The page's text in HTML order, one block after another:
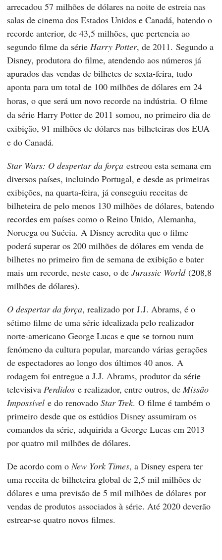
arrecadou 57 milhões de dólares na noite de estreia nas
salas de cinema dos Estados Unidos e Canadá, batendo o
recorde anterior, de 43,5 milhões, que pertencia ao
segundo filme da sérieHarry Potter, de 2011. Segundo a
Disney, produtora do filme, atendendo aos números já
apurados das vendas de bilhetes de sexta-feira, tudo
aponta para um total de 100 milhões de dólares em 24
horas, o que será um novo recorde na indústria.O filme
da série Harry Potter de 2011 somou, no primeiro dia de
exibição, 91 milhões de dólares nas bilheteiras dos EUA
e do Canadá.
Star Wars: O despertar da força estreou esta semana em
diversos países, incluindo Portugal, e desde as primeiras
exibições, na quarta-feira, já conseguiu receitas de
bilheteira de pelo menos 130 milhões de dólares, batendo
recordes em países como o Reino Unido, Alemanha,
Noruega ou Suécia. A Disney acredita que o filme
poderá superar os 200 milhões de dólares em venda de
bilhetes no primeiro fim de semana de exibição e bater
mais um recorde, neste caso, o deJurassic World(208,8
milhões de dólares).
O despertar da força, realizado por J.J. Abrams, é o
sétimo filme de uma série idealizada pelo realizador
norte-americano George Lucas e que se tornou num
fenómeno da cultura popular, marcando várias gerações
de espectadores ao longo dos últimos 40 anos. A
rodagem foi entregue a J.J. Abrams, produtor da série
televisivaPerdidos e realizador, entre outros, deMissão
Impossível e do renovadoStar Trek. O filme é também o
primeiro desde que os estúdios Disney assumiram os
comandos da série, adquirida a George Lucas em 2013
por quatro mil milhões de dólares.
De acordo com oNew York Times, a Disney espera ter
uma receita de bilheteira global de 2,5 mil milhões de
dólares e uma previsão de 5 mil milhões de dólares por
vendas de produtos associados à série. Até 2020 deverão
estrear-se quatro novos filmes.